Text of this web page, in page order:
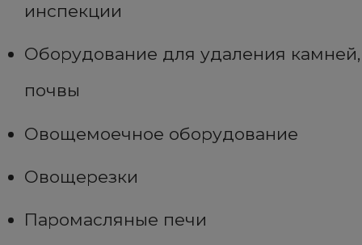
инспекции
Оборудование для удаления камней,
почвы
Овощемоечное оборудование
Овощерезки
Паромасляные печи